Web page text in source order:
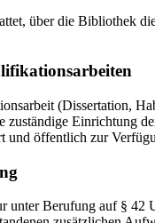
über die Bibliothek
(Dissertation,
zuständige
und öffentlich zur
unter Berufung auf §